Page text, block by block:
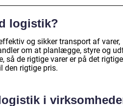
logistik?
og sikker transport af varer,
om at planlægge, styre og
så de rigtige varer er på det rigtige
den rigtige pris.
i